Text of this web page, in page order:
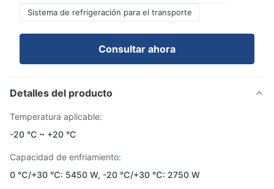
Sistema de refrigeración para el transporte
Consultar ahora
Detalles del producto
Temperatura aplicable:
-20 °C ~ +20 °C
Capacidad de enfriamiento:
0 ℃/+30 ℃: 5450 W, -20 ℃/+30 ℃: 2750 W